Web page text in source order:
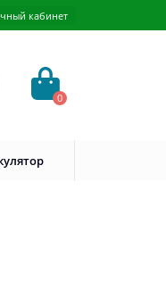
кабинет
0